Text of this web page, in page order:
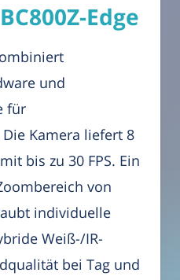
Edge
und
für
Kamera liefert 8
bis zu 30 FPS. Ein
von
individuelle
Weiß-/IR-
bei Tag und